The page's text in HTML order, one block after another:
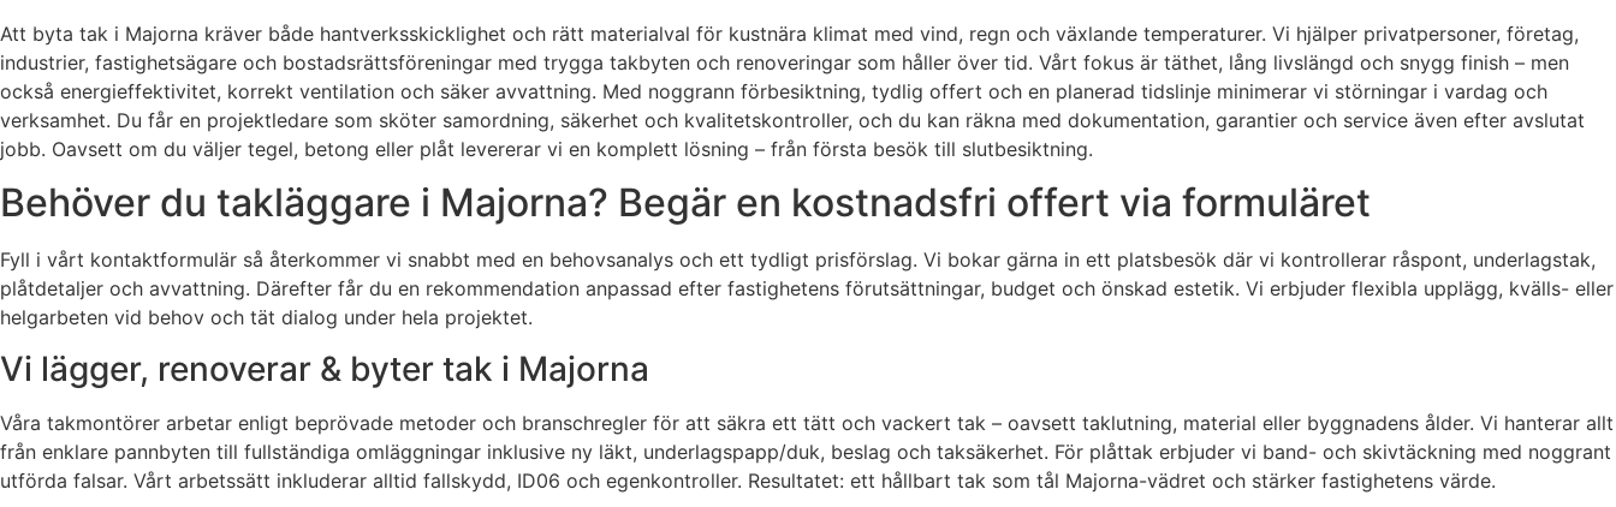
Att byta tak i Majorna kräver både hantverksskicklighet och rätt materialval för kustnära klimat med vind, regn och växlande temperaturer. Vi hjälper privatpersoner, företag,
industrier, fastighetsägare och bostadsrättsföreningar med trygga takbyten och renoveringar som håller över tid. Vårt fokus är täthet, lång livslängd och snygg finish – men
också energieffektivitet, korrekt ventilation och säker avvattning. Med noggrann förbesiktning, tydlig offert och en planerad tidslinje minimerar vi störningar i vardag och
verksamhet. Du får en projektledare som sköter samordning, säkerhet och kvalitetskontroller, och du kan räkna med dokumentation, garantier och service även efter avslutat
jobb. Oavsett om du väljer tegel, betong eller plåt levererar vi en komplett lösning – från första besök till slutbesiktning.
Behöver du takläggare i Majorna? Begär en kostnadsfri offert via formuläret
Fyll i vårt kontaktformulär så återkommer vi snabbt med en behovsanalys och ett tydligt prisförslag. Vi bokar gärna in ett platsbesök där vi kontrollerar råspont, underlagstak,
plåtdetaljer och avvattning. Därefter får du en rekommendation anpassad efter fastighetens förutsättningar, budget och önskad estetik. Vi erbjuder flexibla upplägg, kvälls- eller
helgarbeten vid behov och tät dialog under hela projektet.
Vi lägger, renoverar & byter tak i Majorna
Våra takmontörer arbetar enligt beprövade metoder och branschregler för att säkra ett tätt och vackert tak – oavsett taklutning, material eller byggnadens ålder. Vi hanterar allt
från enklare pannbyten till fullständiga omläggningar inklusive ny läkt, underlagspapp/duk, beslag och taksäkerhet. För plåttak erbjuder vi band- och skivtäckning med noggrant
utförda falsar. Vårt arbetssätt inkluderar alltid fallskydd, ID06 och egenkontroller. Resultatet: ett hållbart tak som tål Majorna-vädret och stärker fastighetens värde.